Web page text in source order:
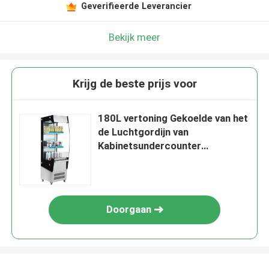
Geverifieerde Leverancier
Bekijk meer
Krijg de beste prijs voor
180L vertoning Gekoelde van het
de Luchtgordijn van
Kabinetsundercounter
Doorgaan